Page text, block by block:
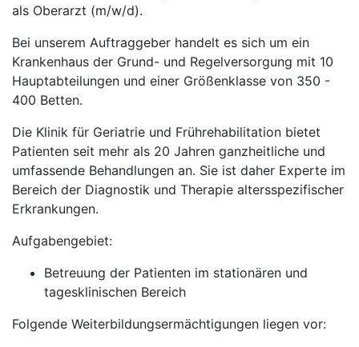
als Oberarzt (m/w/d).
Bei unserem Auftraggeber handelt es sich um ein
Krankenhaus der Grund- und Regelversorgung mit 10
Hauptabteilungen und einer Größenklasse von 350 -
400 Betten.
Die Klinik für Geriatrie und Frührehabilitation bietet
Patienten seit mehr als 20 Jahren ganzheitliche und
umfassende Behandlungen an. Sie ist daher Experte im
Bereich der Diagnostik und Therapie altersspezifischer
Erkrankungen.
Aufgabengebiet:
Betreuung der Patienten im stationären und
tagesklinischen Bereich
Folgende Weiterbildungsermächtigungen liegen vor: